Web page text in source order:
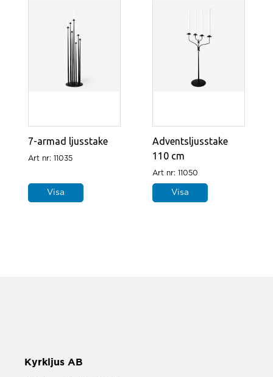
7-armad ljusstake
Art nr: 11035
Visa
Adventsljusstake
110 cm
Art nr: 11050
Visa